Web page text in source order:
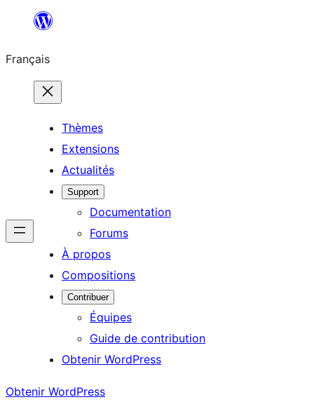
contenu
Français
Thèmes
Extensions
Actualités
Support
Documentation
Forums
À propos
Compositions
Contribuer
Équipes
Guide de contribution
Obtenir WordPress
Obtenir WordPress